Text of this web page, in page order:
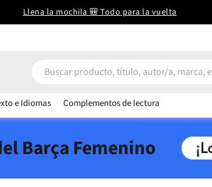
Llena la mochila 🎒 Todo para la vuelta
e Idiomas Complementos de lectura
Barça Femenino